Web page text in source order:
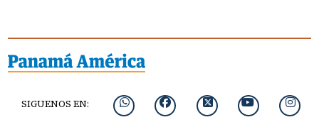
SIGUENOS EN: